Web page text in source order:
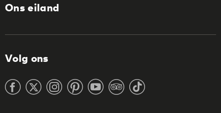
Ons eiland
Volg ons